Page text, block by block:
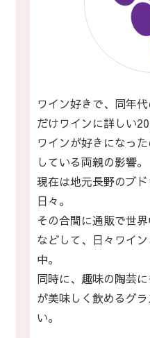
ワイン好きで、同年
だけワインに詳しい20
ワインが好きになっ
している両親の影響。
現在は地元長野のブ
日々。
その合間に通販で世
などして、日々ワイ
中。
同時に、趣味の陶芸
が美味しく飲めるグ
い。